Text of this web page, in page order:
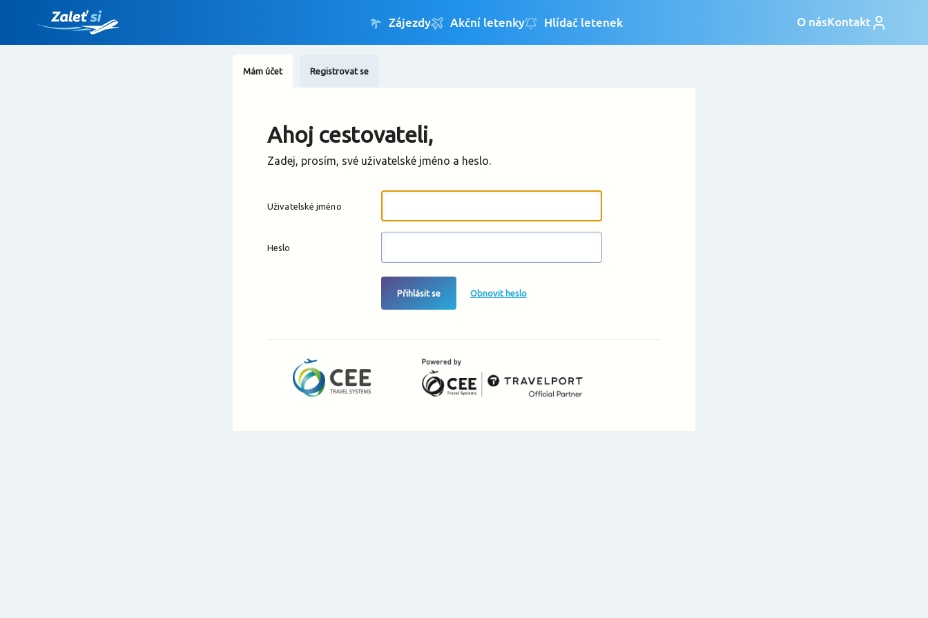
Mám účet Registrovat se
Ahoj cestovateli,
Zadej, prosím, své uživatelské jméno a heslo.
Uživatelské jméno
Heslo
Přihlásit se Obnovit heslo